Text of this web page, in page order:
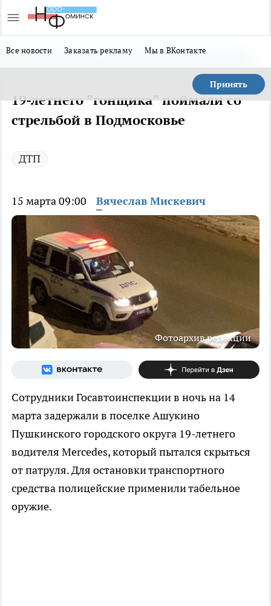
Все новости Заказать рекламу Мы в ВКонтакте
Принять
19-летнего "гонщика" поймали со
стрельбой в Подмосковье
ДТП
15 марта 09:00 Вячеслав Мискевич
Фотоархив редакции
Сотрудники Госавтоинспекции в ночь на 14
марта задержали в поселке Ашукино
Пушкинского городского округа 19-летнего
водителя Mercedes, который пытался скрыться
от патруля. Для остановки транспортного
средства полицейские применили табельное
оружие.